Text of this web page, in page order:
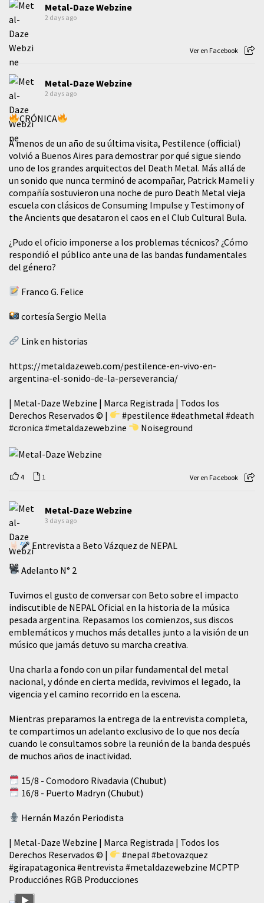
Metal-Daze Webzine
2 days ago
Ver en Facebook
Metal-Daze Webzine
2 days ago
CRÓNICA
A menos de un año de su última visita, Pestilence (official)
volvió a Buenos Aires para demostrar por qué sigue siendo
uno de los grandes arquitectos del Death Metal. Más allá de
un sonido que nunca terminó de acompañar, Patrick Mameli y
compañía sostuvieron una noche de puro Death Metal vieja
escuela con clásicos de Consuming Impulse y Testimony of
the Ancients que desataron el caos en el Club Cultural Bula.
¿Pudo el oficio imponerse a los problemas técnicos? ¿Cómo
respondió el público ante una de las bandas fundamentales
del género?
Franco G. Felice
cortesía Sergio Mella
Link en historias
https://metaldazeweb.com/pestilence-en-vivo-en-
argentina-el-sonido-de-la-perseverancia/
| Metal-Daze Webzine | Marca Registrada | Todos los
Derechos Reservados © |
#pestilence #deathmetal #death
#cronica #metaldazewebzine Noiseground
4 1 Ver en Facebook
Metal-Daze Webzine
3 days ago
Entrevista a Beto Vázquez de NEPAL
Adelanto N° 2
Tuvimos el gusto de conversar con Beto sobre el impacto
indiscutible de NEPAL Oficial en la historia de la música
pesada argentina. Repasamos los comienzos, sus discos
emblemáticos y muchos más detalles junto a la visión de un
músico que jamás detuvo su marcha creativa.
​Una charla a fondo con un pilar fundamental del metal
nacional, y dónde en cierta medida, revivimos el legado, la
vigencia y el camino recorrido en la escena.
Mientras preparamos la entrega de la entrevista completa,
te compartimos un adelanto exclusivo de lo que nos decía
cuando le consultamos sobre la reunión de la banda después
de muchos años de inactividad.
15/8 - Comodoro Rivadavia (Chubut)
16/8 - Puerto Madryn (Chubut)
Hernán Mazón Periodista
| Metal-Daze Webzine | Marca Registrada | Todos los
Derechos Reservados © |
#nepal #betovazquez
#girapatagonica #entrevista #metaldazewebzine MCPTP
Producciónes RGB Producciones